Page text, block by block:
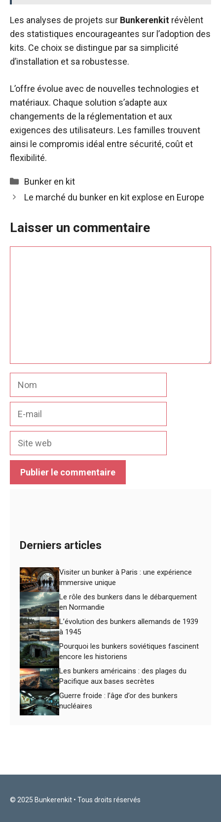
Les analyses de projets sur Bunkerenkit révèlent
des statistiques encourageantes sur l’adoption des
kits. Ce choix se distingue par sa simplicité
d’installation et sa robustesse.
L’offre évolue avec de nouvelles technologies et
matériaux. Chaque solution s’adapte aux
changements de la réglementation et aux
exigences des utilisateurs. Les familles trouvent
ainsi le compromis idéal entre sécurité, coût et
flexibilité.
Catégories
Bunker en kit
Le marché du bunker en kit explose en Europe
Laisser un commentaire
Derniers articles
Visiter un bunker à Paris : une expérience
immersive unique
Le rôle des bunkers dans le débarquement
en Normandie
L’évolution des bunkers allemands de 1939
à 1945
Pourquoi les bunkers soviétiques fascinent
encore les historiens
Les bunkers américains : des plages du
Pacifique aux bases secrètes
Guerre froide : l’âge d’or des bunkers
nucléaires
© 2025 Bunkerenkit • Tous droits réservés